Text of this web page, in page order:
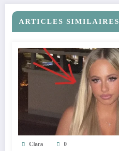
ARTICLES SIMILAIRES
Clara 0